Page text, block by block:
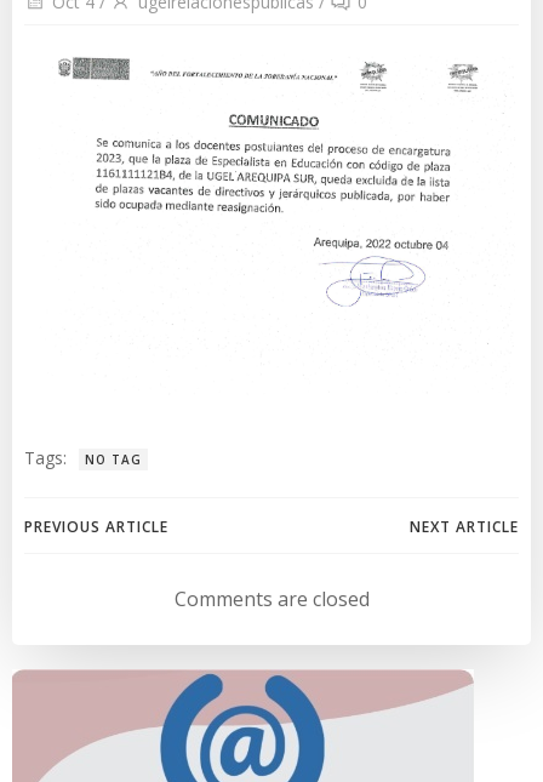
Tags: NO TAG
Navegación
entradas
PREVIOUS ARTICLE
Navegación
de
entradas
NEXT ARTICLE
Comments are closed